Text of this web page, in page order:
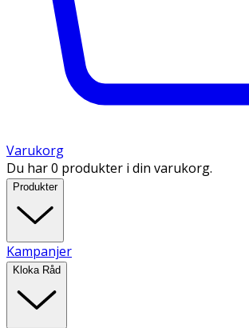
Varukorg
Du har 0 produkter i din varukorg.
Produkter
Kampanjer
Kloka Råd